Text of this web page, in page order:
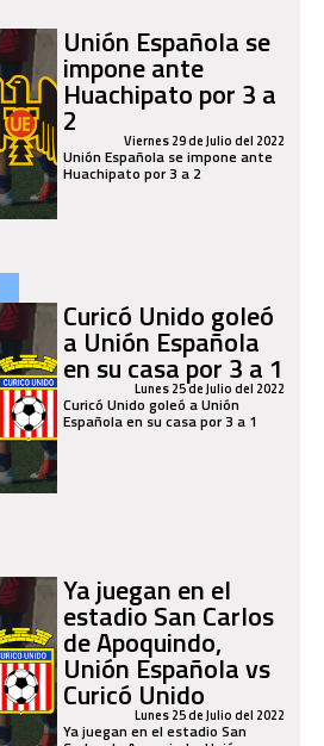
Unión Española se
impone ante
Huachipato por 3 a
2 Viernes 29 de Julio del 2022
Unión Española se impone ante
Huachipato por 3 a 2
Curicó Unido goleó
a Unión Española
en su casa por 3 a 1
Lunes 25 de Julio del 2022
Curicó Unido goleó a Unión
Española en su casa por 3 a 1
Ya juegan en el
estadio San Carlos
de Apoquindo,
Unión Española vs
Curicó UnidoLunes 25 de Julio del 2022
Ya juegan en el estadio San